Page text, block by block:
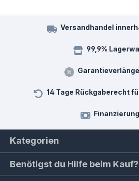
Versandhandel
99,9%
14 Tage Rückgaberecht
Finanzierung
Kategorien
Benötigst du Hilfe beim Kauf?